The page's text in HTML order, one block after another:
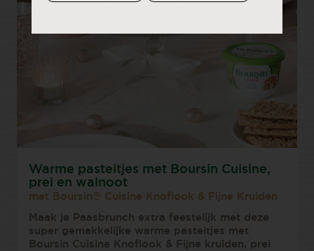
Warme pasteitjes met Boursin Cuisine,
prei en walnoot
met Boursin® Cuisine Knoflook & Fijne Kruiden
Maak je Paasbrunch extra feestelijk met deze
super gemakkelijke warme pasteitjes met
Boursin Cuisine Knoflook & Fijne kruiden, prei